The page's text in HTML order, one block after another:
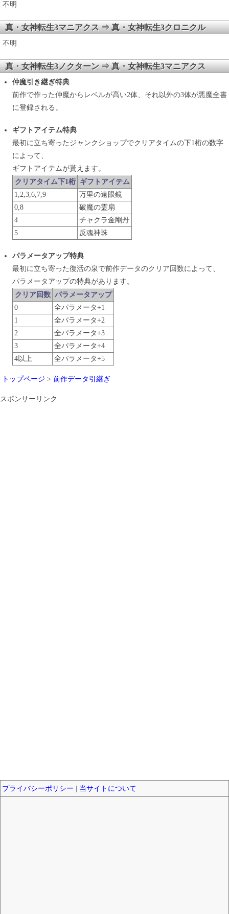
不明
真・女神転生3マニアクス ⇒ 真・女神転生3クロニクル
不明
真・女神転生3ノクターン ⇒ 真・女神転生3マニアクス
仲魔引き継ぎ特典
前作で作った仲魔からレベルが高い2体、それ以外の3体が悪魔全書
に登録される。
ギフトアイテム特典
最初に立ち寄ったジャンクショップでクリアタイムの下1桁の数字
によって、
ギフトアイテムが貰えます。
クリアタイム下1桁 ギフトアイテム
1,2,3,6,7,9
万里の遠眼鏡
0,8
破魔の霊扇
4
チャクラ金剛丹
5
反魂神珠
パラメータアップ特典
最初に立ち寄った復活の泉で前作データのクリア回数によって、
パラメータアップの特典があります。
クリア回数 パラメータアップ
0
全パラメータ+1
1
全パラメータ+2
2
全パラメータ+3
3
全パラメータ+4
4以上
全パラメータ+5
トップページ > 前作データ引継ぎ
スポンサーリンク
プライバシーポリシー 当サイトについて